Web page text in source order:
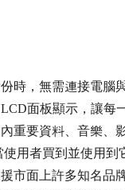
時，無需連接電
面板顯示，讓每
重要資料、音樂、
用者買到並使用
市面上許多知名品